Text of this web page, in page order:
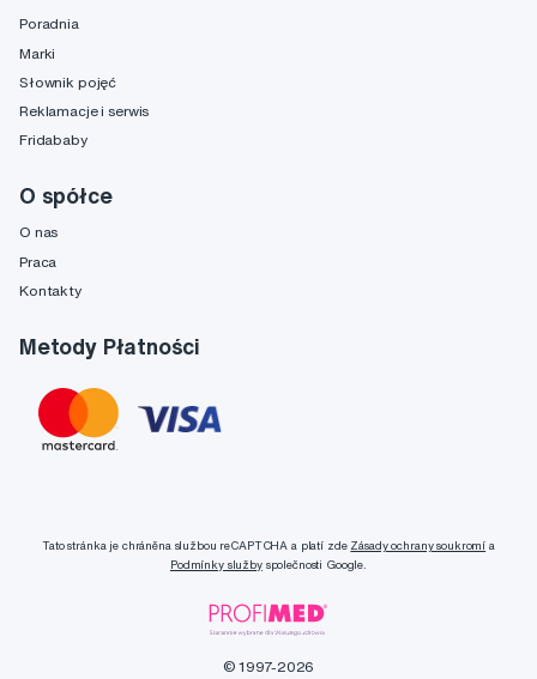
Poradnia
Marki
Słownik pojęć
Reklamacje i serwis
Fridababy
O spółce
O nas
Praca
Kontakty
Metody Płatności
Tato stránka je chráněna službou reCAPTCHA a platí zde Zásady ochrany soukromí a
Podmínky službyspolečnosti Google.
© 1997-2026